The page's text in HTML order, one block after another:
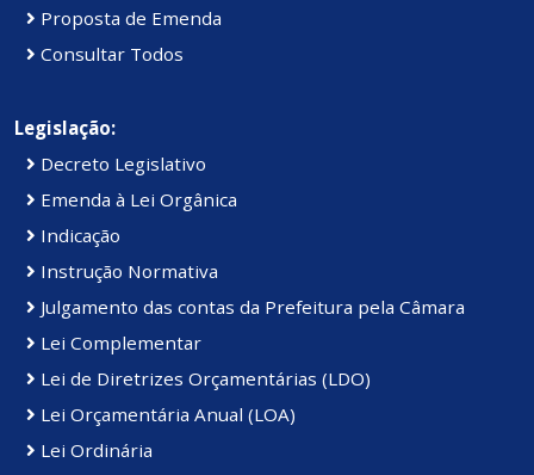
Proposta de Emenda
Consultar Todos
Legislação:
Decreto Legislativo
Emenda à Lei Orgânica
Indicação
Instrução Normativa
Julgamento das contas da Prefeitura pela Câmara
Lei Complementar
Lei de Diretrizes Orçamentárias (LDO)
Lei Orçamentária Anual (LOA)
Lei Ordinária